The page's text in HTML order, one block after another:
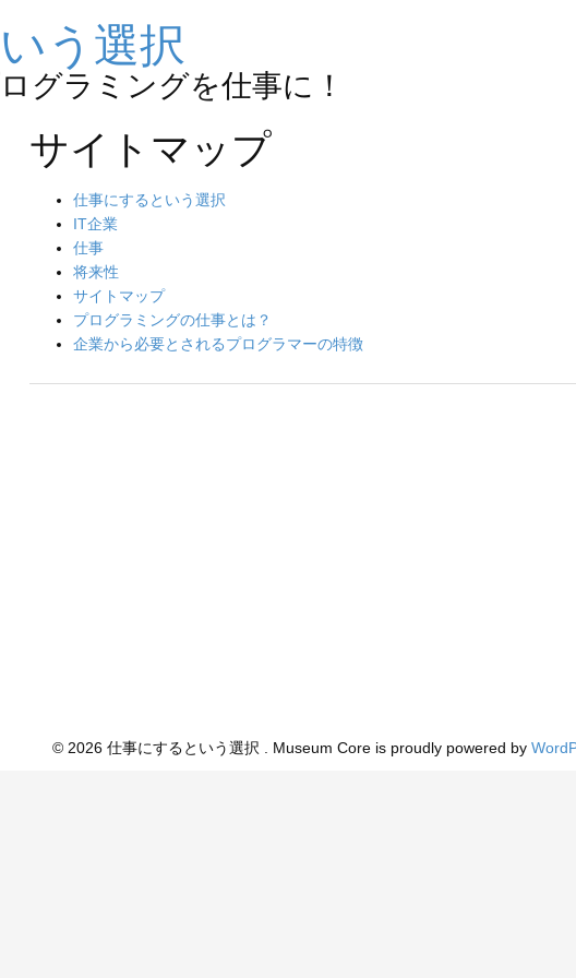
う選択
グラミングを仕事に！
サイトマップ
仕事にするという選択
IT企業
仕事
将来性
サイトマップ
プログラミングの仕事とは？
企業から必要とされるプログラマーの特徴
© 2026 仕事にするという選択 . Museum Core is proudly powered by